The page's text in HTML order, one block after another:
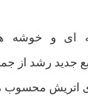
ای و خوشه
جدید رشد از
اتریش